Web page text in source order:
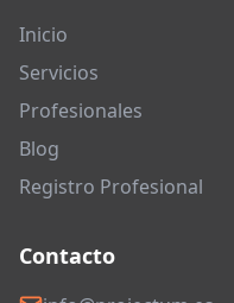
Inicio
Servicios
Profesionales
Blog
Registro Profesional
Contacto